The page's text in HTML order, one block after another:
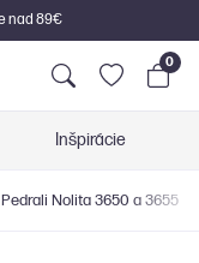
nad 89€
0
Inšpirácie
Pedrali Nolita 3650 a 3655